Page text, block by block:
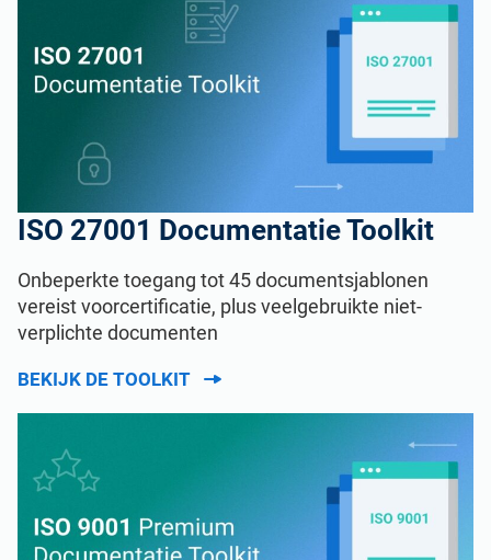
ISO 27001 Documentatie Toolkit
Onbeperkte toegang tot 45 documentsjablonen
vereist voorcertificatie, plus veelgebruikte niet-
verplichte documenten
BEKIJK DE TOOLKIT